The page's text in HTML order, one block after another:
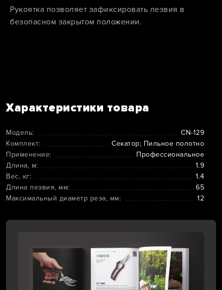
Рукоятка позволяет зафиксировать лезвия в
безопасном закрытом положении.
Характеристики товара
Модель:
CN-129
Комплект:
Секатор; Пильное полотно
Применение:
Профессиональное
Длина, м:
1.9
Вес, кг:
1.4
Длина лезвия, мм:
65
Максимальный диаметр реза, мм:
12